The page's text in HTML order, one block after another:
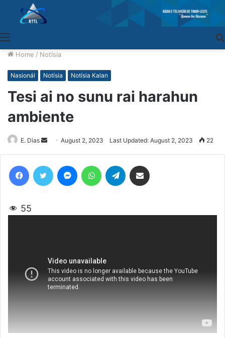
Home / Notísia
Nasionál Notísia Notísia Kalan
Tesi ai no sunu rai harahun
ambiente
E. Dias
Send
an
August 2, 2023 Last Updated: August 2, 2023 22
55